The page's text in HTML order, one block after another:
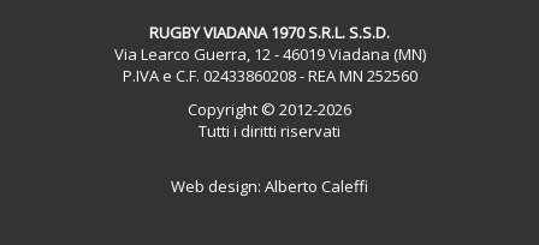
RUGBY VIADANA 1970 S.R.L. S.S.D.
Via Learco Guerra, 12 - 46019 Viadana (MN)
P.IVA e C.F. 02433860208 - REA MN 252560
Copyright © 2012-2026
Tutti i diritti riservati
Web design: Alberto Caleffi